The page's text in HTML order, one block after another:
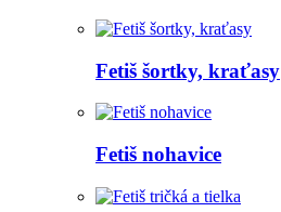
Fetiš šortky, kraťasy
Fetiš nohavice